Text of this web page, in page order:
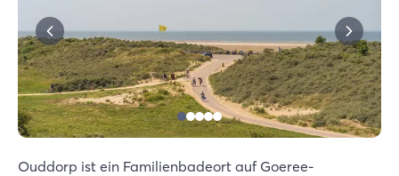
Ouddorp ist ein Familienbadeort auf Goeree-